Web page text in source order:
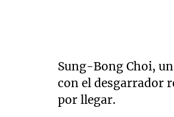
Sung-Bong Choi,
con el desgarrador
por llegar.